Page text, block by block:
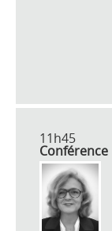
11h45
Conférence